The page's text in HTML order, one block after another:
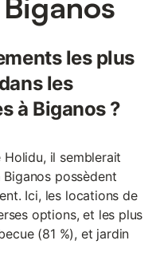
les plus
les
à Biganos ?
il semblerait
possèdent
Ici, les locations de
options, et les plus
(81 %), et jardin